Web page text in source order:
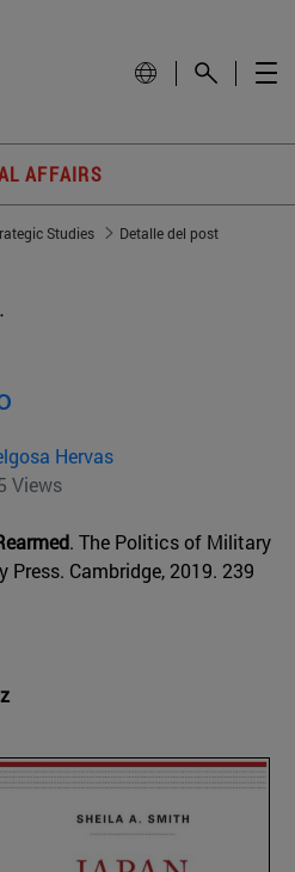
AFFAIRS
Studies
Detalle del post
.
Hervas
Views
. The Politics of Military
Press. Cambridge, 2019. 239